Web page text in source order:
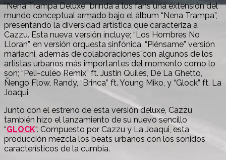
“Nena Trampa Deluxe” brinda a los fans una extensión del
mundo conceptual armado bajo el álbum “Nena Trampa”,
presentando la diversidad artística que caracteriza a
Cazzu. Esta nueva versión incluye; “Los Hombres No
Lloran”, en versión orquesta sinfónica, “Piénsame” versión
mariachi, además de colaboraciones con algunos de los
artistas urbanos más importantes del momento como lo
son; “Peli-culeo Remix” ft. Justin Quiles, De La Ghetto,
Ñengo Flow, Randy, “Brinca” ft. Young Miko, y “Glock” ft. La
Joaqui.
Junto con el estreno de esta versión deluxe, Cazzu
también hizo el lanzamiento de su nuevo sencillo
“GLOCK“. Compuesto por Cazzu y La Joaqui, esta
producción mezcla los beats urbanos con los sonidos
característicos de la cumbia.